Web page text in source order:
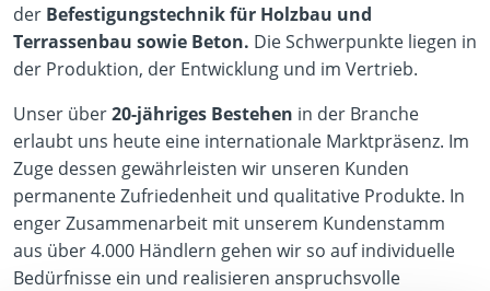
der Befestigungstechnik für Holzbau und
Terrassenbau sowie Beton. Die Schwerpunkte liegen in
der Produktion, der Entwicklung und im Vertrieb.
Unser über20-jähriges Bestehen in der Branche
erlaubt uns heute eine internationale Marktpräsenz. Im
Zuge dessen gewährleisten wir unseren Kunden
permanente Zufriedenheit und qualitative Produkte. In
enger Zusammenarbeit mit unserem Kundenstamm
aus über 4.000 Händlern gehen wir so auf individuelle
Bedürfnisse ein und realisieren anspruchsvolle